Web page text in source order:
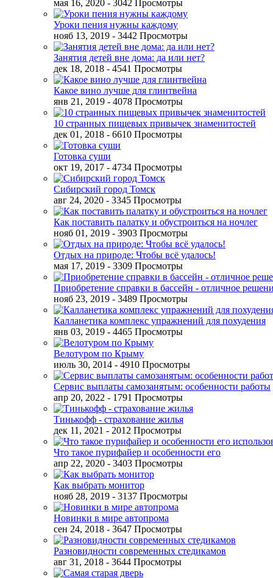
мая 16, 2020 - 3042 Просмотры
Уроки пения нужны каждому
нояб 13, 2019 - 3442 Просмотры
Занятия детей вне дома: да или нет?
дек 18, 2018 - 4541 Просмотры
Какое вино лучше для глинтвейна
янв 21, 2019 - 4078 Просмотры
10 странных пищевых привычек знаменитостей
дек 01, 2018 - 6610 Просмотры
Готовка суши
окт 19, 2017 - 4734 Просмотры
Сибирский город Томск
авг 24, 2020 - 3345 Просмотры
Как поставить палатку и обустроиться на ночлег
нояб 01, 2019 - 3903 Просмотры
Отдых на природе: Чтобы всё удалось!
мая 17, 2019 - 3309 Просмотры
Приобретение справки в бассейн - отличное
нояб 23, 2019 - 3489 Просмотры
Калланетика комплекс упражнений для похудения
янв 03, 2019 - 4465 Просмотры
Велотуром по Крыму
июль 30, 2014 - 4910 Просмотры
Сервис выплаты самозанятым: особенности работы
апр 20, 2022 - 1791 Просмотры
Тинькофф - страхование жилья
дек 11, 2021 - 2012 Просмотры
Что такое пурифайер и особенности его
апр 22, 2020 - 3403 Просмотры
Как выбрать монитор
нояб 28, 2019 - 3137 Просмотры
Новинки в мире автопрома
сен 24, 2018 - 3647 Просмотры
Разновидности современных стедикамов
авг 31, 2018 - 3644 Просмотры